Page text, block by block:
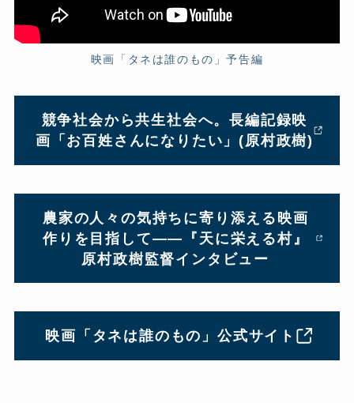
映画「タネは誰のもの」予告編
競争社会から共生社会へ。長編記録映
画「お百姓さんになりたい」(原村政樹)
農家の人々の気持ちに寄り添える映画
作りを目指して——『天に栄える村』
原村政樹監督インタビュー
映画「タネは誰のもの」公式サイト